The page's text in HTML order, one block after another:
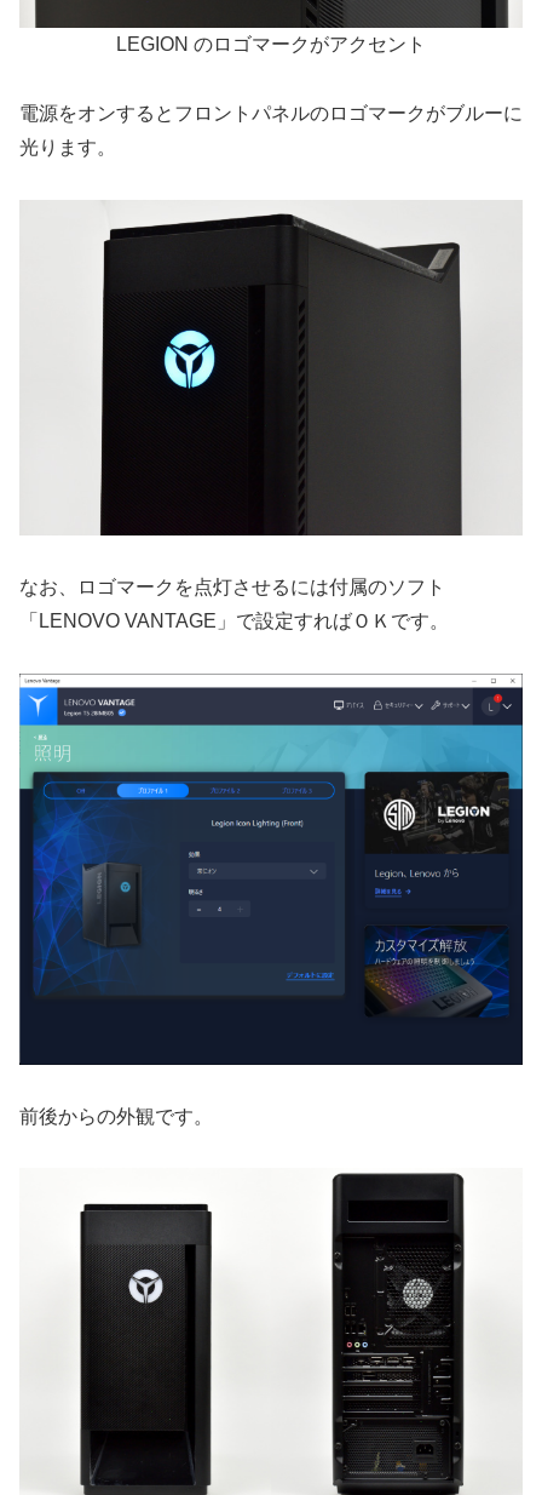
LEGION のロゴマークがアクセント
電源をオンするとフロントパネルのロゴマークがブルーに
光ります。
なお、ロゴマークを点灯させるには付属のソフト
「LENOVO VANTAGE」で設定すればＯＫです。
前後からの外観です。